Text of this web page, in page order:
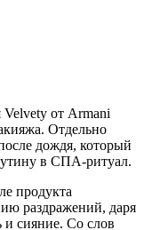
от Armani
Отдельно
дождя, который
в СПА-ритуал.
продукта
раздражений, даря
и сияние. Со слов